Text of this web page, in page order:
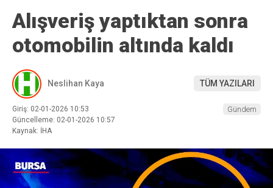
Alışveriş yaptıktan sonra
otomobilin altında kaldı
Neslihan Kaya TÜM YAZILARI
Giriş: 02-01-2026 10:53
Güncelleme: 02-01-2026 10:57
Kaynak: İHA
Gündem